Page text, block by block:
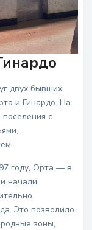
двух бывших
и Гинардо. На
с
году, Орта — в
начали
Это позволило
зоны,